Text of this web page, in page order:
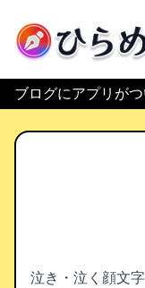
ひらめき開発
ブログにアプリが
泣き・泣く顔文字